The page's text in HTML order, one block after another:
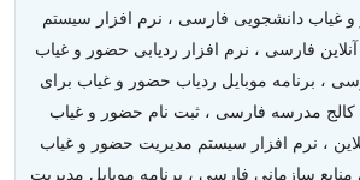
غیاب دانشجویی فارسی ، نرم افزار سیستم
فارسی ، نرم افزار ردیابی حضور و غیاب
، برنامه موبایل ردیاب حضور و غیاب برای
کالج مدرسه فارسی ، ثبت نام حضور و غیاب
، نرم افزار سیستم مدیریت حضور و غیاب
منابع سازمانی فارسی ، برنامه موبایل مدیریت